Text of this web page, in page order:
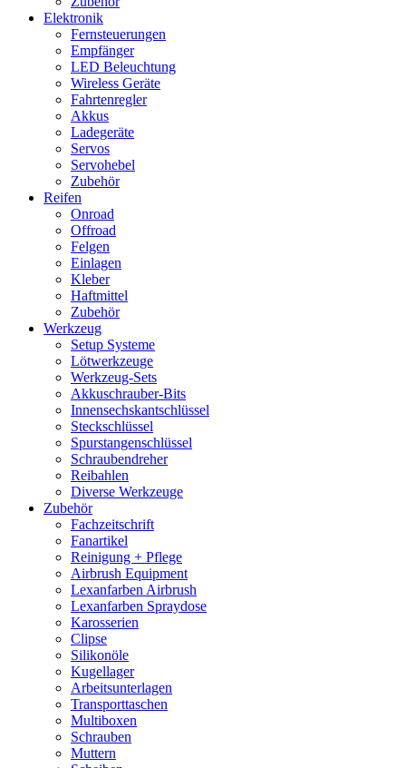
Elektronik
Fernsteuerungen
Empfänger
LED Beleuchtung
Wireless Geräte
Fahrtenregler
Akkus
Ladegeräte
Servos
Servohebel
Zubehör
Reifen
Onroad
Offroad
Felgen
Einlagen
Kleber
Haftmittel
Zubehör
Werkzeug
Setup Systeme
Lötwerkzeuge
Werkzeug-Sets
Akkuschrauber-Bits
Innensechskantschlüssel
Steckschlüssel
Spurstangenschlüssel
Schraubendreher
Reibahlen
Diverse Werkzeuge
Zubehör
Fachzeitschrift
Fanartikel
Reinigung + Pflege
Airbrush Equipment
Lexanfarben Airbrush
Lexanfarben Spraydose
Karosserien
Clipse
Silikonöle
Kugellager
Arbeitsunterlagen
Transporttaschen
Multiboxen
Schrauben
Muttern